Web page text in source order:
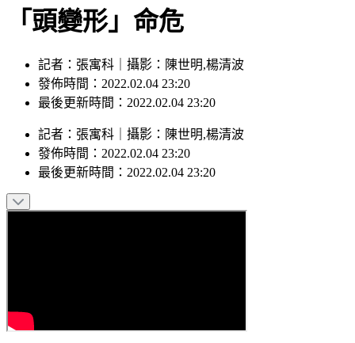
「頭變形」命危
記者：張寓科｜攝影：陳世明,楊清波
發佈時間：2022.02.04 23:20
最後更新時間：2022.02.04 23:20
記者 ： 張寓科 攝影 ： 陳世明,楊清波
發佈時間： 2022.02.04 23:20
最後更新時間： 2022.02.04 23:20